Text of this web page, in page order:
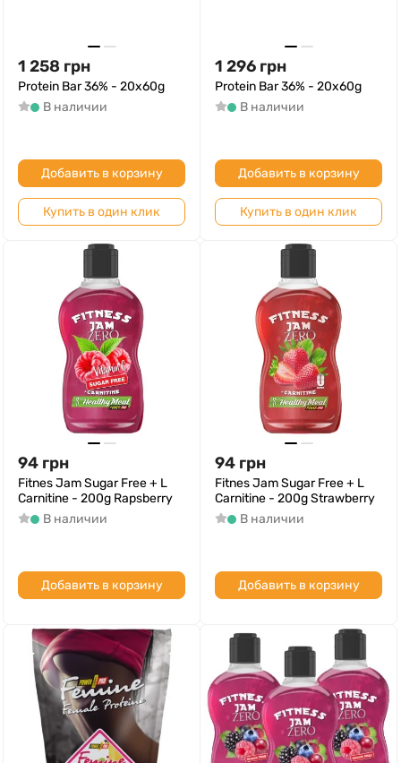
1 258 грн
Protein Bar 36% - 20x60g
В наличии
Добавить в корзину
Купить в один клик
1 296 грн
Protein Bar 36% - 20x60g
В наличии
Добавить в корзину
Купить в один клик
94 грн
Fitnes Jam Sugar Free + L
Carnitine - 200g Rapsberry
В наличии
Добавить в корзину
94 грн
Fitnes Jam Sugar Free + L
Carnitine - 200g Strawberry
В наличии
Добавить в корзину